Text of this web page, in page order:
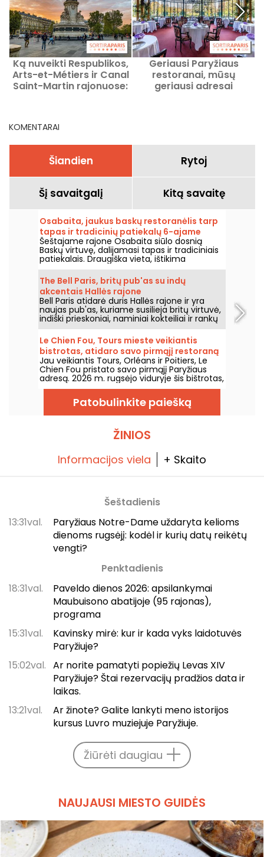
Ką nuveikti Respublikos,
Arts-et-Métiers ir Canal
Saint-Martin rajonuose:
Geriausi Paryžiaus
restoranai, mūsų
geriausi adresai
KOMENTARAI
Šiandien Rytoj
Šį savaitgalį Kitą savaitę
Osabaita, jaukus baskų restoranėlis tarp
tapas ir tradicinių patiekalų 6-ajame
rajone.
Šeštajame rajone Osabaita siūlo dosnią
Baskų virtuvę, dalijamasi tapas ir tradiciniais
patiekalais. Draugiška vieta, ištikima
Pietvakarių Vakarų regiono gaminiams ir
vertybėms.
The Bell Paris, britų pub'as su indų
akcentais Hallės rajone
Bell Paris atidarė duris Hallės rajone ir yra
naujas pub'as, kuriame susilieja britų virtuvė,
indiški prieskoniai, naminiai kokteiliai ir rankų
darbo alūs, o interjerą kūrė dizaineris Jim
Hamilton.
Le Chien Fou, Tours mieste veikiantis
bistrotas, atidaro savo pirmąjį restoraną
Paryžiuje
Jau veikiantis Tours, Orléans ir Poitiers, Le
Chien Fou pristato savo pirmąjį Paryžiaus
adresą. 2026 m. rugsėjo viduryje šis bištrotas,
garsėjantis namų gamybos virtuve,
dalijimosi patiekalais ir vynų rūsiu, atvers
duris Rue Feydeau gatvėje Paryžiaus
antrajame rajone.
Patobulinkite paiešką
ŽINIOS
Informacijos viela + Skaito
Šeštadienis
13:31val.
Paryžiaus Notre-Dame uždaryta kelioms
dienoms rugsėjį: kodėl ir kurių datų reikėtų
vengti?
Penktadienis
18:31val.
Paveldo dienos 2026: apsilankymai
Maubuisono abatijoje (95 rajonas),
programa
15:31val.
Kavinsky mirė: kur ir kada vyks laidotuvės
Paryžiuje?
15:02val. Ar norite pamatyti popiežių Levas XIV
Paryžiuje? Štai rezervacijų pradžios data ir
laikas.
13:21val.
Ar žinote? Galite lankyti meno istorijos
kursus Luvro muziejuje Paryžiuje.
Žiūrėti daugiau
NAUJAUSI MIESTO GUIDĖS